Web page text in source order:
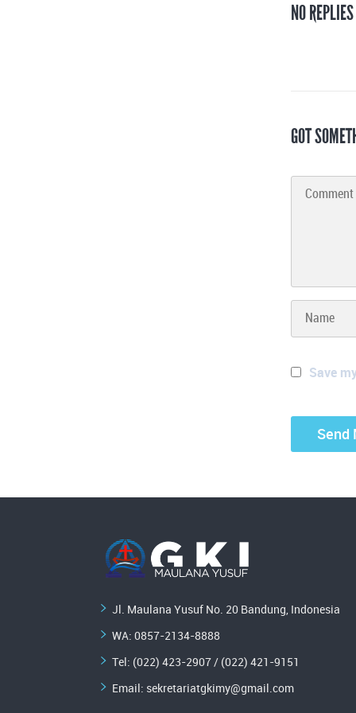
NO
GOT
Save
Jl. Maulana Yusuf No. 20 Bandung, Indonesia
WA: 0857-2134-8888
Tel: (022) 423-2907 / (022) 421-9151
Email: sekretariatgkimy@gmail.com